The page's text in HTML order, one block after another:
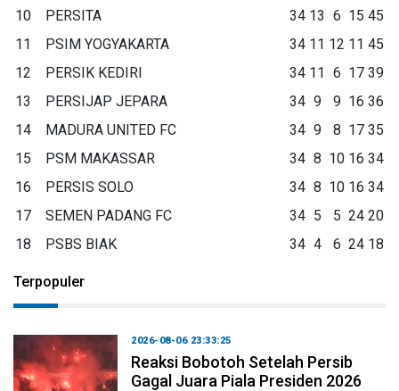
10
PERSITA 34 13 6 15 45
11
PSIM YOGYAKARTA 34 11 12 11 45
12
PERSIK KEDIRI 34 11 6 17 39
13
PERSIJAP JEPARA 34 9 9 16 36
14
MADURA UNITED FC 34 9 8 17 35
15
PSM MAKASSAR 34 8 10 16 34
16
PERSIS SOLO 34 8 10 16 34
17
SEMEN PADANG FC 34 5 5 24 20
18
PSBS BIAK 34 4 6 24 18
Terpopuler
2026-08-06 23:33:25
Reaksi Bobotoh Setelah Persib
Gagal Juara Piala Presiden 2026